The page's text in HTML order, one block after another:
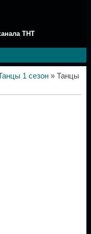
ТНТ
1 сезон» Танцы